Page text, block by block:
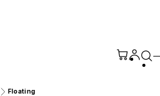
Floating